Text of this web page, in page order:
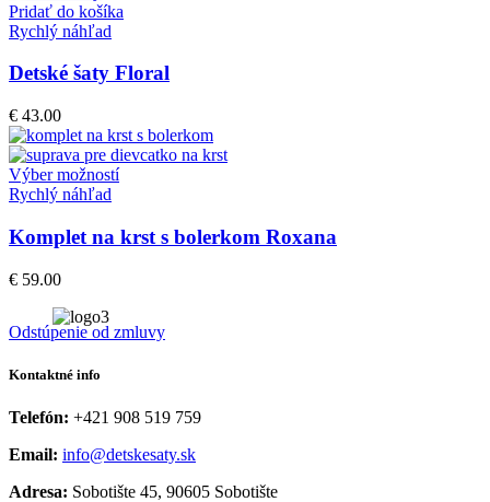
Pridať do košíka
Rychlý náhľad
Detské šaty Floral
€ 43.00
Výber možností
Rychlý náhľad
Komplet na krst s bolerkom Roxana
€ 59.00
Odstúpenie od zmluvy
Kontaktné info
Telefón: +421 908 519 759
Email: info@detskesaty.sk
Adresa: Sobotište 45, 90605 Sobotište